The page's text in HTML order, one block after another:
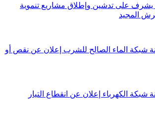
على تدشين وإطلاق مشاريع تنموية
المجيد
شبكة الماء الصالح للشرب إعلان عن نقص أو
الكهرباء إعلان عن انقطاع التيار